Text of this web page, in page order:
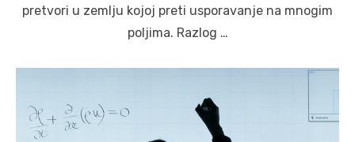
pretvori u zemlju kojoj preti usporavanje na mnogim
poljima. Razlog …